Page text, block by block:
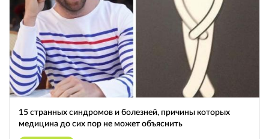
15 странных синдромов и болезней, причины которых
медицина до сих пор не может объяснить